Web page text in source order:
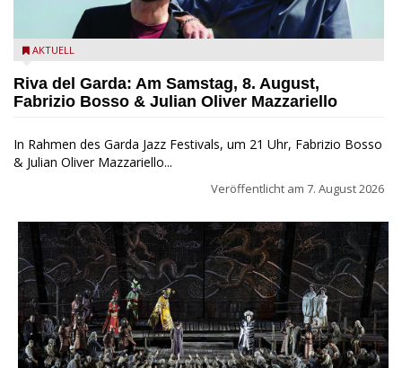
Fabrizio Bosso & Julian Oliver Mazzariello zu Gast beim Garda
AKTUELL
Riva del Garda: Am Samstag, 8. August,
Fabrizio Bosso & Julian Oliver Mazzariello
In Rahmen des Garda Jazz Festivals, um 21 Uhr, Fabrizio Bosso
& Julian Oliver Mazzariello...
Veröffentlicht am 7. August 2026